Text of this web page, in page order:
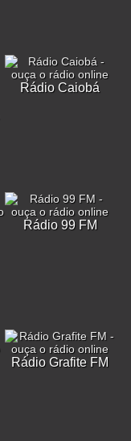
Rádio Caiobá
Rádio 99 FM
Rádio Grafite FM